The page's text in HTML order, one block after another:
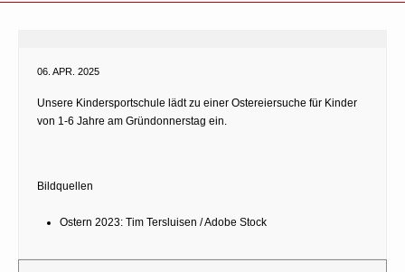
06. APR. 2025
Unsere Kindersportschule lädt zu einer Ostereiersuche für Kinder
von 1-6 Jahre am Gründonnerstag ein.
Bildquellen
Ostern 2023: Tim Tersluisen / Adobe Stock